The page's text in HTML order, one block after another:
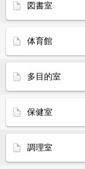
図書室
体育館
多目的室
保健室
調理室